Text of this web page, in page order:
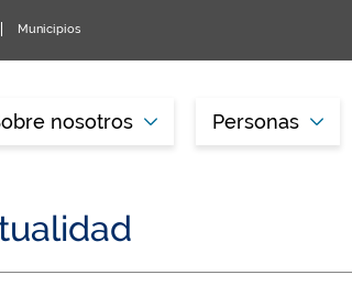
Municipios
nosotros Personas